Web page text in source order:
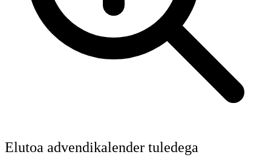
Elutoa advendikalender tuledega